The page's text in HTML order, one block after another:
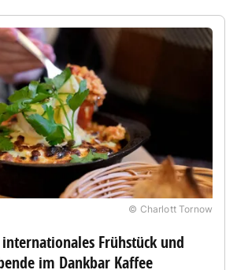
© Charlott Tornow
Frühstück und
im Dankbar Kaffee